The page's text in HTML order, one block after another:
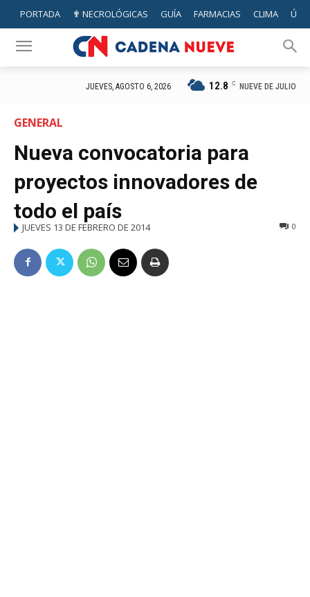
PORTADA ✟ NECROLÓGICAS GUÍA FARMACIAS CLIMA
JUEVES, AGOSTO 6, 2026 12.8 C NUEVE DE JULIO
GENERAL
Nueva convocatoria para
proyectos innovadores de
todo el país
JUEVES 13 DE FEBRERO DE 2014 0